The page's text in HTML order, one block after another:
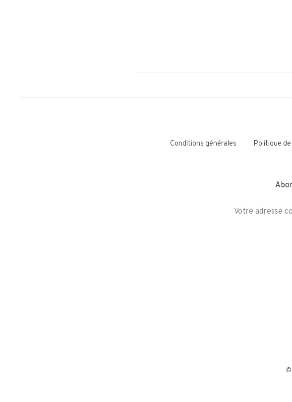
Conditions générales Politique
©